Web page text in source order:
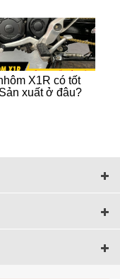
X1R có tốt
xuất ở đâu?